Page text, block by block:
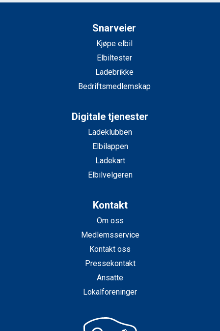
Snarveier
Kjøpe elbil
Elbiltester
Ladebrikke
Bedriftsmedlemskap
Digitale tjenester
Ladeklubben
Elbilappen
Ladekart
Elbilvelgeren
Kontakt
Om oss
Medlemsservice
Kontakt oss
Pressekontakt
Ansatte
Lokalforeninger